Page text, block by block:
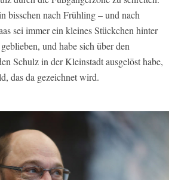
bisschen nach Frühling – und nach
sei immer ein kleines Stückchen hinter
und habe sich über den
Schulz in der Kleinstadt ausgelöst habe,
das da gezeichnet wird.